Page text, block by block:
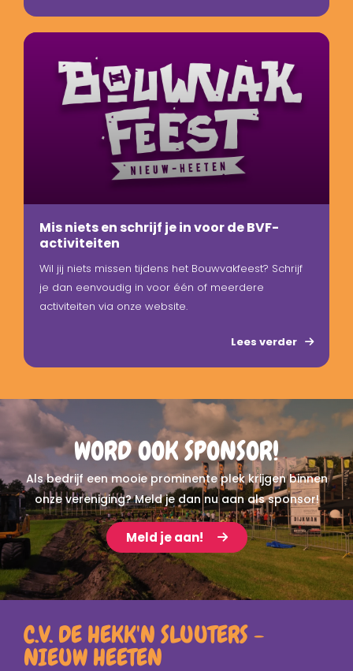
Mis niets en schrijf je in voor de BVF-
activiteiten
Wil jij niets missen tijdens het Bouwvakfeest? Schrijf
je dan eenvoudig in voor één of meerdere
activiteiten via onze website.
Wacht niet te lang, want voor verschillendeLees verder
WORD OOK SPONSOR!
Als bedrijf een mooie prominente plek krijgen binnen
onze vereniging? Meld je dan nu aan als sponsor!
Meld je aan!
C.V. DE HEKK'N SLUUTERS -
NIEUW HEETEN